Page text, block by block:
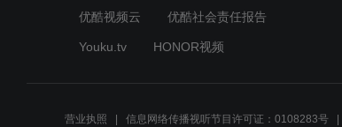
优酷视频云 优酷社会责任报告
Youku.tv HONOR视频
营业执照 信息网络传播视听节目许可证：0108283号